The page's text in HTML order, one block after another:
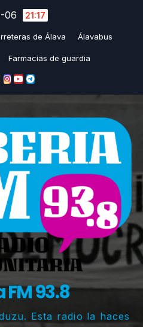
06 21:17
de Álava Álavabus
Farmacias de guardia
FM 93.8
Esta radio la haces